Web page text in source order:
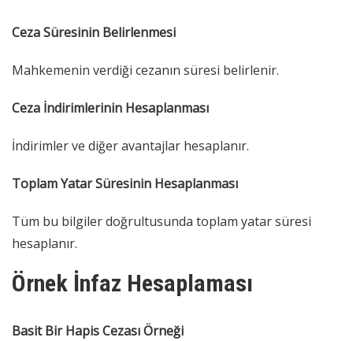
Ceza Süresinin Belirlenmesi
Mahkemenin verdiği cezanın süresi belirlenir.
Ceza İndirimlerinin Hesaplanması
İndirimler ve diğer avantajlar hesaplanır.
Toplam Yatar Süresinin Hesaplanması
Tüm bu bilgiler doğrultusunda toplam yatar süresi
hesaplanır.
Örnek İnfaz Hesaplaması
Basit Bir Hapis Cezası Örneği